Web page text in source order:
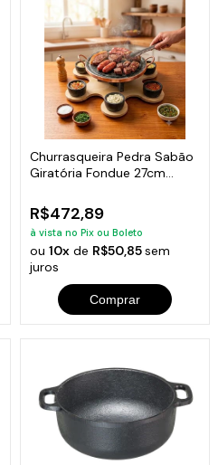
Churrasqueira Pedra Sabão
Giratória Fondue 27cm
R$472,89
à vista no Pix ou Boleto
ou 10xde R$50,85sem
juros
Comprar